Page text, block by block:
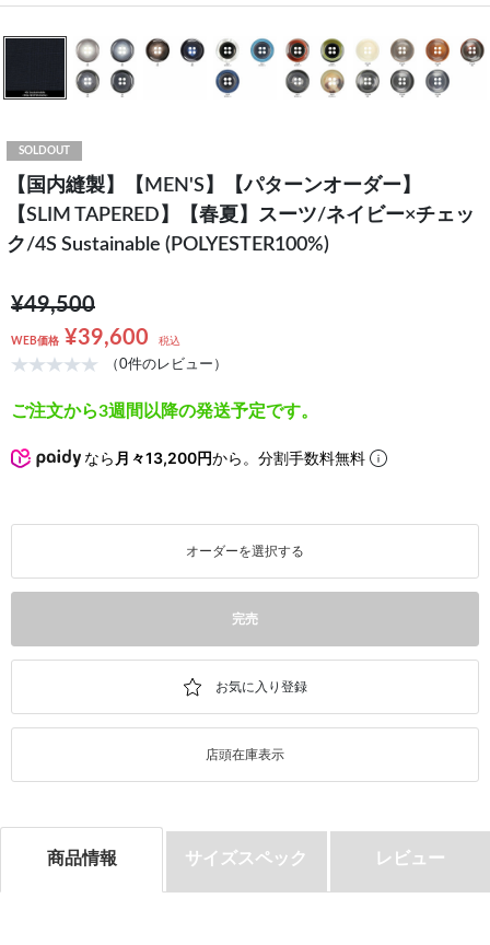
SOLDOUT
【国内縫製】【MEN'S】【パターンオーダー】
【SLIM TAPERED】【春夏】スーツ/ネイビー×チェッ
ク/4S Sustainable (POLYESTER100%)
¥49,500
WEB価格 ¥39,600 税込
（0件のレビュー）
ご注文から3週間以降の発送予定です。
なら 月々13,200円から。分割手数料無料
オーダーを選択する
完売
店頭在庫表示
商品情報 サイズスペック レビュー